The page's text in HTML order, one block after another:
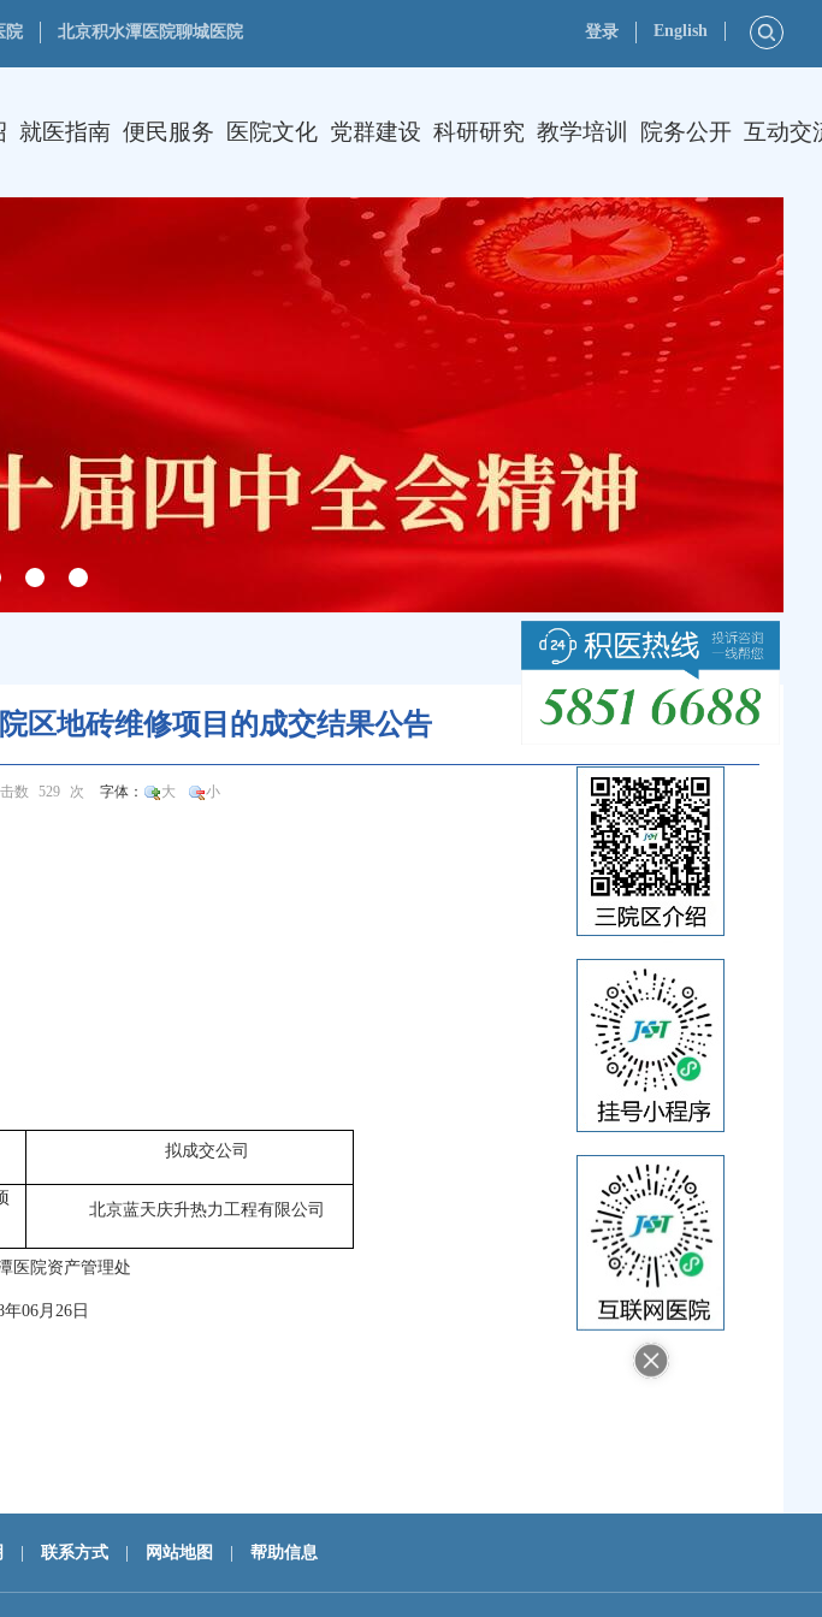
院 北京积水潭医院聊城医院 登录 English
就医指南 便民服务 医院文化 党群建设 科研研究 教学培训 院务公开 互动交
区地砖维修项目的成交结果公告
数 529 次 字体： 大 小
拟成交公司
北京蓝天庆升热力工程有限公司
医院资产管理处
年06月26日
联系方式 网站地图 帮助信息